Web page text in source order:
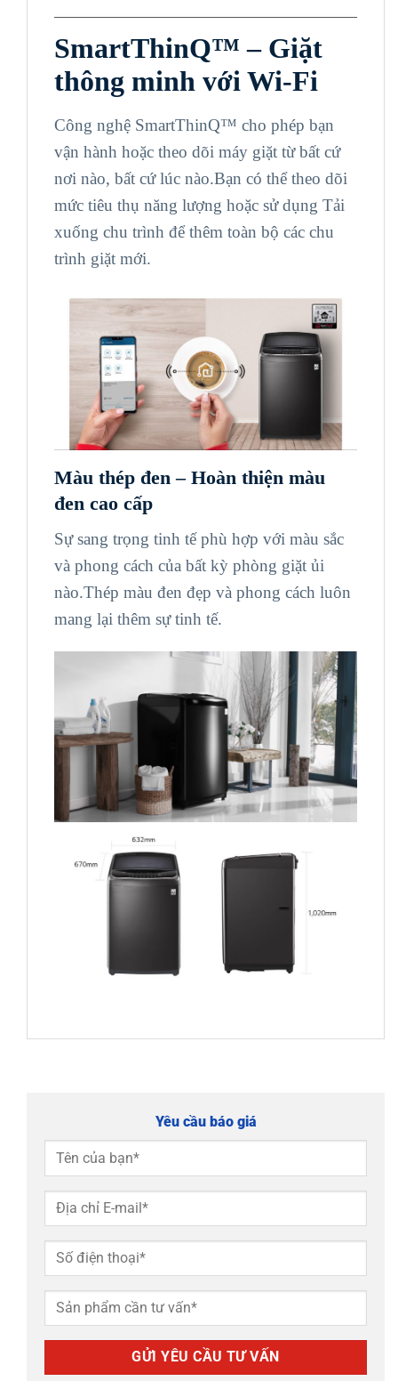
SmartThinQ™ – Giặt
thông minh với Wi-Fi
Công nghệ SmartThinQ™ cho phép bạn
vận hành hoặc theo dõi máy giặt từ bất cứ
nơi nào, bất cứ lúc nào.Bạn có thể theo dõi
mức tiêu thụ năng lượng hoặc sử dụng Tải
xuống chu trình để thêm toàn bộ các chu
trình giặt mới.
Màu thép đen – Hoàn thiện màu
đen cao cấp
Sự sang trọng tinh tế phù hợp với màu sắc
và phong cách của bất kỳ phòng giặt ủi
nào.Thép màu đen đẹp và phong cách luôn
mang lại thêm sự tinh tế.
Yêu cầu báo giá